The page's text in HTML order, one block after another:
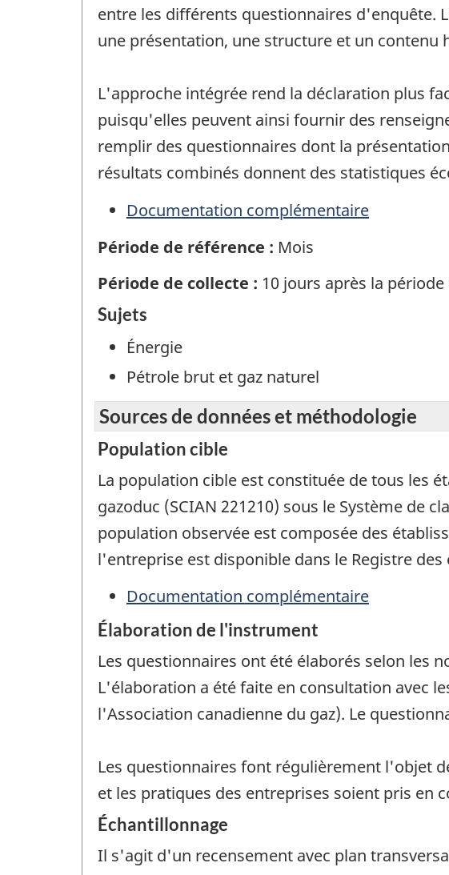
entre les différents questionnaires d'enquête.
une présentation, une structure et un contenu
L'approche intégrée rend la déclaration plus
puisqu'elles peuvent ainsi fournir des
remplir des questionnaires dont la
résultats combinés donnent des statistiques
Documentation complémentaire
Période de référence : Mois
Période de collecte : 10 jours après la
Sujets
Énergie
Pétrole brut et gaz naturel
Sources de données et méthodologie
Population cible
La population cible est constituée de tous les
gazoduc (SCIAN 221210) sous le Système de
population observée est composée des
l'entreprise est disponible dans le Registre
Documentation complémentaire
Élaboration de l'instrument
Les questionnaires ont été élaborés selon les
L'élaboration a été faite en consultation avec
l'Association canadienne du gaz). Le
Les questionnaires font régulièrement l'objet
et les pratiques des entreprises soient pris en
Échantillonnage
Il s'agit d'un recensement avec plan